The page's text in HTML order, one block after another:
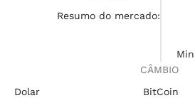
Resumo do mercado:
CÂMBIO
Dolar
BitCoin